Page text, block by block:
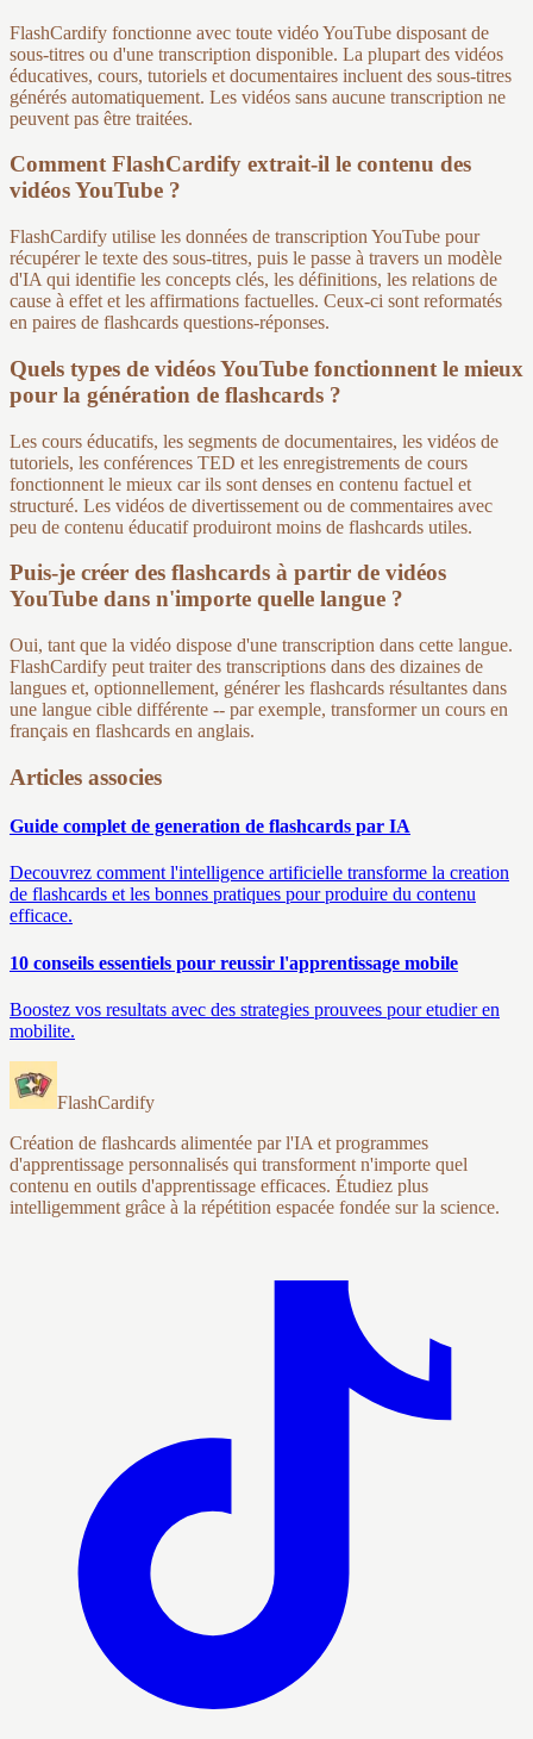
FlashCardify fonctionne avec toute vidéo YouTube disposant de
sous-titres ou d'une transcription disponible. La plupart des vidéos
éducatives, cours, tutoriels et documentaires incluent des sous-titres
générés automatiquement. Les vidéos sans aucune transcription ne
peuvent pas être traitées.
Comment FlashCardify extrait-il le contenu des
vidéos YouTube ?
FlashCardify utilise les données de transcription YouTube pour
récupérer le texte des sous-titres, puis le passe à travers un modèle
d'IA qui identifie les concepts clés, les définitions, les relations de
cause à effet et les affirmations factuelles. Ceux-ci sont reformatés
en paires de flashcards questions-réponses.
Quels types de vidéos YouTube fonctionnent le mieux
pour la génération de flashcards ?
Les cours éducatifs, les segments de documentaires, les vidéos de
tutoriels, les conférences TED et les enregistrements de cours
fonctionnent le mieux car ils sont denses en contenu factuel et
structuré. Les vidéos de divertissement ou de commentaires avec
peu de contenu éducatif produiront moins de flashcards utiles.
Puis-je créer des flashcards à partir de vidéos
YouTube dans n'importe quelle langue ?
Oui, tant que la vidéo dispose d'une transcription dans cette langue.
FlashCardify peut traiter des transcriptions dans des dizaines de
langues et, optionnellement, générer les flashcards résultantes dans
une langue cible différente -- par exemple, transformer un cours en
français en flashcards en anglais.
Articles associes
Guide complet de generation de flashcards par IA
Decouvrez comment l'intelligence artificielle transforme la creation
de flashcards et les bonnes pratiques pour produire du contenu
efficace.
10 conseils essentiels pour reussir l'apprentissage mobile
Boostez vos resultats avec des strategies prouvees pour etudier en
mobilite.
FlashCardify
Création de flashcards alimentée par l'IA et programmes
d'apprentissage personnalisés qui transforment n'importe quel
contenu en outils d'apprentissage efficaces. Étudiez plus
intelligemment grâce à la répétition espacée fondée sur la science.